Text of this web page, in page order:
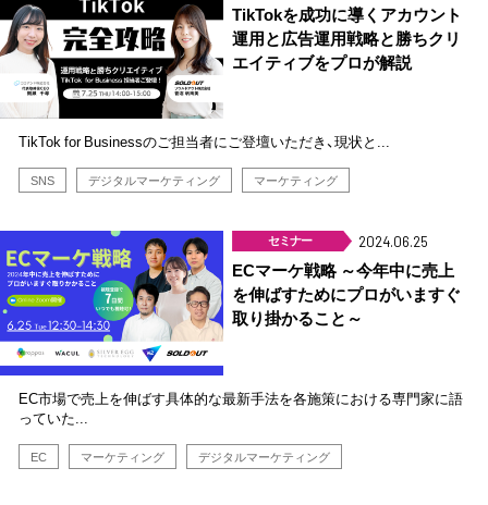
TikTokを成功に導くアカウント
運用と広告運用戦略と勝ちクリ
エイティブをプロが解説
TikTok for Businessのご担当者にご登壇いただき、現状と...
SNS デジタルマーケティング マーケティング
セミナー 2024.06.25
ECマーケ戦略 ～今年中に売上
を伸ばすためにプロがいますぐ
取り掛かること～
EC市場で売上を伸ばす具体的な最新手法を各施策における専門家に語
っていた...
EC マーケティング デジタルマーケティング